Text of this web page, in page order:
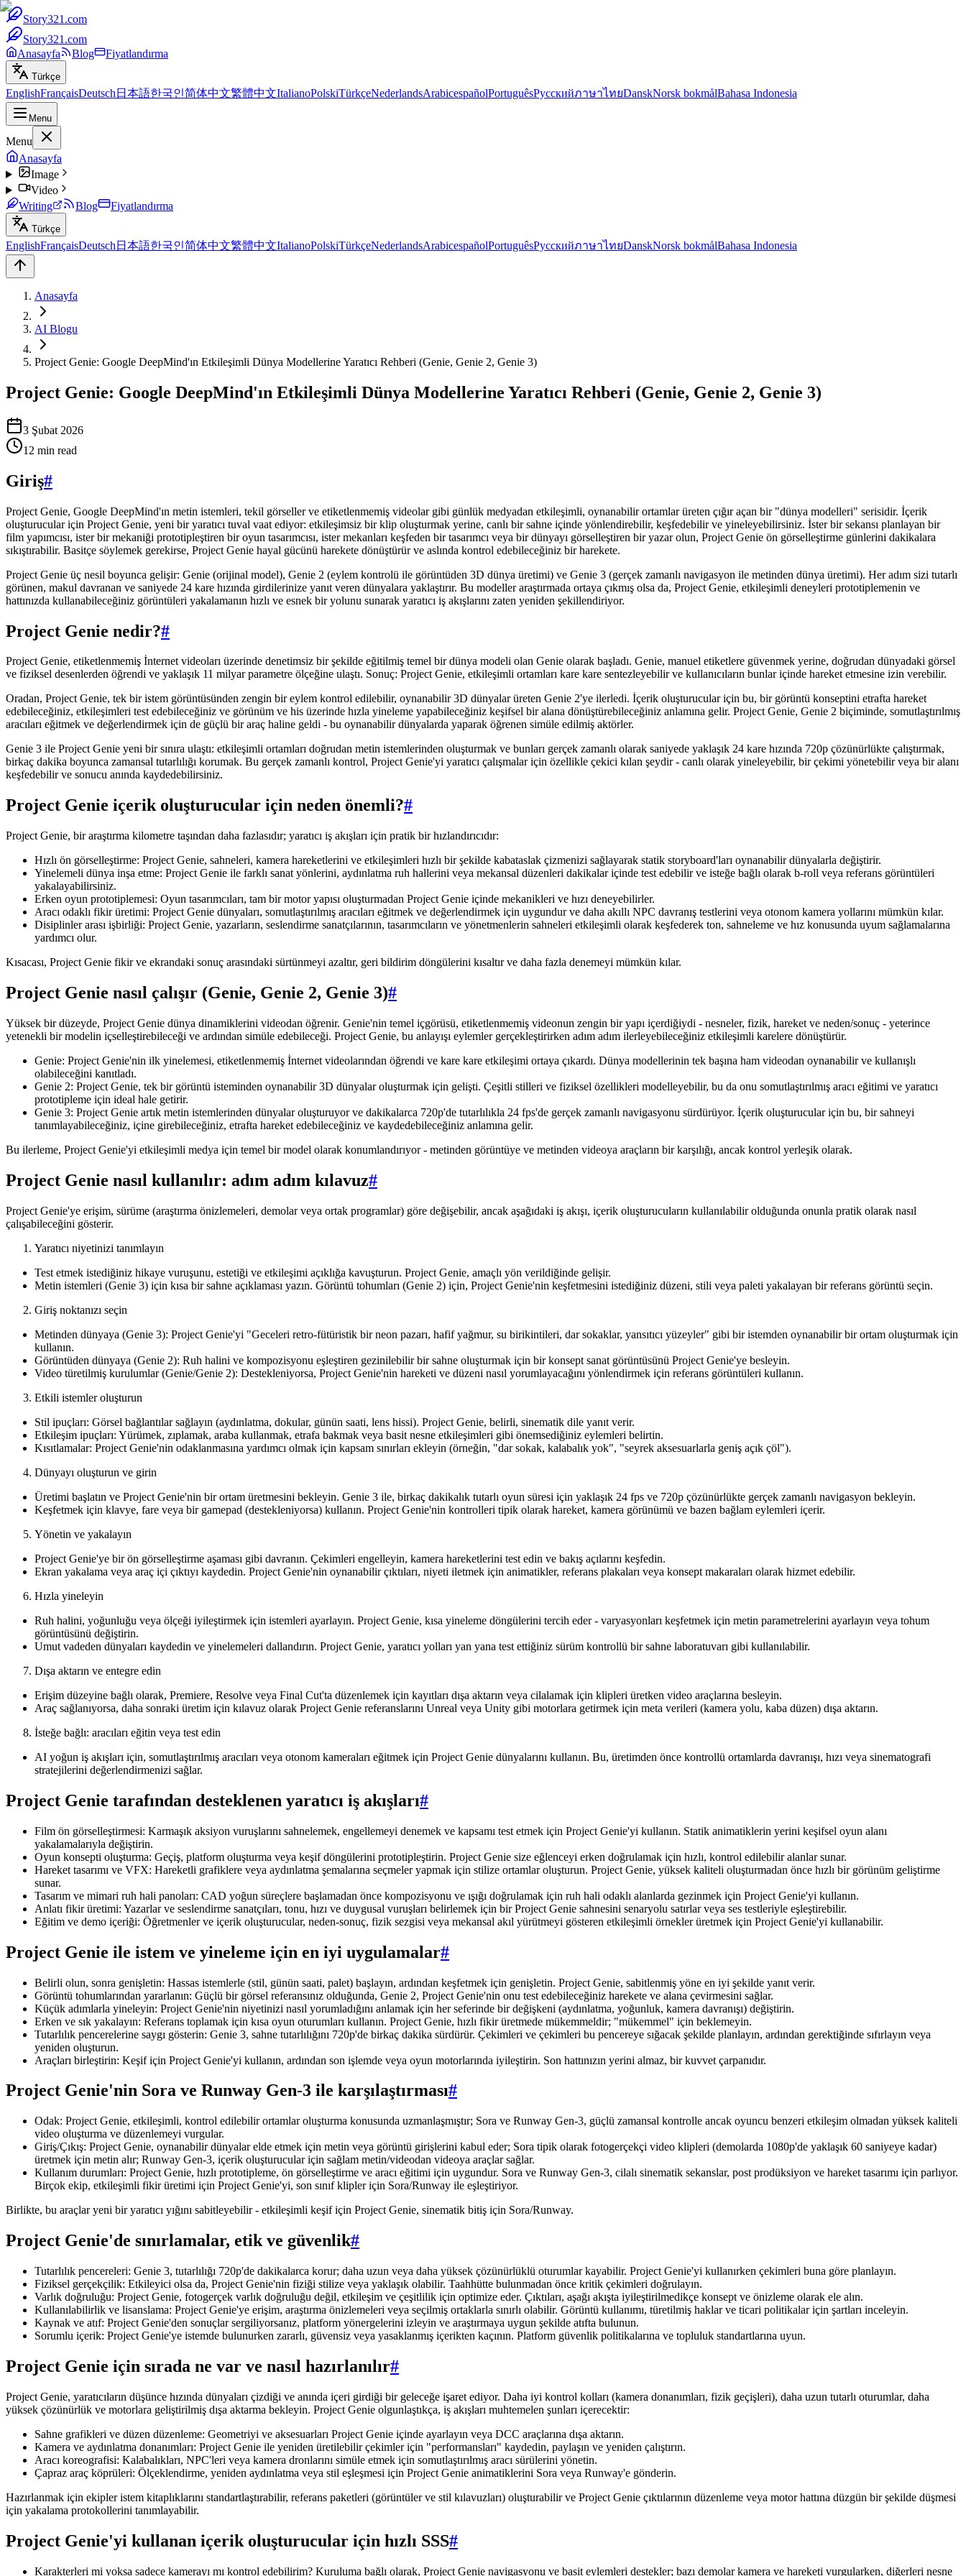
Story321.com
Story321.com
Anasayfa
Blog Fiyatlandırma
Türkçe
EnglishFrançaisDeutsch 日本語한국인简体中文繁體中文ItalianoPolskiTürkçeNederlandsArabicespañolPortuguêsРусскийภาษาไทยDanskNorsk bokmålBahasa Indonesia
Menu
Menu
Anasayfa
Image
Video
Writing
Blog Fiyatlandırma
Türkçe
EnglishFrançaisDeutsch 日本語한국인简体中文繁體中文ItalianoPolskiTürkçeNederlandsArabicespañolPortuguêsРусскийภาษาไทยDanskNorsk bokmålBahasa Indonesia
Anasayfa
AI Blogu
Project Genie: Google DeepMind'ın Etkileşimli Dünya Modellerine Yaratıcı Rehberi (Genie, Genie 2, Genie 3)
Project Genie: Google DeepMind'ın Etkileşimli Dünya Modellerine Yaratıcı Rehberi (Genie, Genie 2, Genie 3)
3 Şubat 2026
12 min read
Giriş#
Project Genie, Google DeepMind'ın metin istemleri, tekil görseller ve etiketlenmemiş videolar gibi günlük medyadan etkileşimli, oynanabilir ortamlar üreten çığır açan bir "dünya modelleri" serisidir. İçerik
oluşturucular için Project Genie, yeni bir yaratıcı tuval vaat ediyor: etkileşimsiz bir klip oluşturmak yerine, canlı bir sahne içinde yönlendirebilir, keşfedebilir ve yineleyebilirsiniz. İster bir sekansı planlayan bir
film yapımcısı, ister bir mekaniği prototipleştiren bir oyun tasarımcısı, ister mekanları keşfeden bir tasarımcı veya bir dünyayı görselleştiren bir yazar olun, Project Genie ön görselleştirme günlerini dakikalara
sıkıştırabilir. Basitçe söylemek gerekirse, Project Genie hayal gücünü harekete dönüştürür ve aslında kontrol edebileceğiniz bir harekete.
Project Genie üç nesil boyunca gelişir: Genie (orijinal model), Genie 2 (eylem kontrolü ile görüntüden 3D dünya üretimi) ve Genie 3 (gerçek zamanlı navigasyon ile metinden dünya üretimi). Her adım sizi tutarlı
görünen, makul davranan ve saniyede 24 kare hızında girdilerinize yanıt veren dünyalara yaklaştırır. Bu modeller araştırmada ortaya çıkmış olsa da, Project Genie, etkileşimli deneyleri prototiplemenin ve
hattınızda kullanabileceğiniz görüntüleri yakalamanın hızlı ve esnek bir yolunu sunarak yaratıcı iş akışlarını zaten yeniden şekillendiriyor.
Project Genie nedir?#
Project Genie, etiketlenmemiş İnternet videoları üzerinde denetimsiz bir şekilde eğitilmiş temel bir dünya modeli olan Genie olarak başladı. Genie, manuel etiketlere güvenmek yerine, doğrudan dünyadaki görsel
ve fiziksel desenlerden öğrendi ve yaklaşık 11 milyar parametre ölçeğine ulaştı. Sonuç: Project Genie, etkileşimli ortamları kare kare sentezleyebilir ve kullanıcıların bunlar içinde hareket etmesine izin verebilir.
Oradan, Project Genie, tek bir istem görüntüsünden zengin bir eylem kontrol edilebilir, oynanabilir 3D dünyalar üreten Genie 2'ye ilerledi. İçerik oluşturucular için bu, bir görüntü konseptini etrafta hareket
edebileceğiniz, etkileşimleri test edebileceğiniz ve görünüm ve his üzerinde hızla yineleme yapabileceğiniz keşifsel bir alana dönüştürebileceğiniz anlamına gelir. Project Genie, Genie 2 biçiminde, somutlaştırılmış
aracıları eğitmek ve değerlendirmek için de güçlü bir araç haline geldi - bu oynanabilir dünyalarda yaparak öğrenen simüle edilmiş aktörler.
Genie 3 ile Project Genie yeni bir sınıra ulaştı: etkileşimli ortamları doğrudan metin istemlerinden oluşturmak ve bunları gerçek zamanlı olarak saniyede yaklaşık 24 kare hızında 720p çözünürlükte çalıştırmak,
birkaç dakika boyunca zamansal tutarlılığı korumak. Bu gerçek zamanlı kontrol, Project Genie'yi yaratıcı çalışmalar için özellikle çekici kılan şeydir - canlı olarak yineleyebilir, bir çekimi yönetebilir veya bir alanı
keşfedebilir ve sonucu anında kaydedebilirsiniz.
Project Genie içerik oluşturucular için neden önemli?#
Project Genie, bir araştırma kilometre taşından daha fazlasıdır; yaratıcı iş akışları için pratik bir hızlandırıcıdır:
Hızlı ön görselleştirme: Project Genie, sahneleri, kamera hareketlerini ve etkileşimleri hızlı bir şekilde kabataslak çizmenizi sağlayarak statik storyboard'ları oynanabilir dünyalarla değiştirir.
Yinelemeli dünya inşa etme: Project Genie ile farklı sanat yönlerini, aydınlatma ruh hallerini veya mekansal düzenleri dakikalar içinde test edebilir ve isteğe bağlı olarak b-roll veya referans görüntüleri
yakalayabilirsiniz.
Erken oyun prototiplemesi: Oyun tasarımcıları, tam bir motor yapısı oluşturmadan Project Genie içinde mekanikleri ve hızı deneyebilirler.
Aracı odaklı fikir üretimi: Project Genie dünyaları, somutlaştırılmış aracıları eğitmek ve değerlendirmek için uygundur ve daha akıllı NPC davranış testlerini veya otonom kamera yollarını mümkün kılar.
Disiplinler arası işbirliği: Project Genie, yazarların, seslendirme sanatçılarının, tasarımcıların ve yönetmenlerin sahneleri etkileşimli olarak keşfederek ton, sahneleme ve hız konusunda uyum sağlamalarına
yardımcı olur.
Kısacası, Project Genie fikir ve ekrandaki sonuç arasındaki sürtünmeyi azaltır, geri bildirim döngülerini kısaltır ve daha fazla denemeyi mümkün kılar.
Project Genie nasıl çalışır (Genie, Genie 2, Genie 3)#
Yüksek bir düzeyde, Project Genie dünya dinamiklerini videodan öğrenir. Genie'nin temel içgörüsü, etiketlenmemiş videonun zengin bir yapı içerdiğiydi - nesneler, fizik, hareket ve neden/sonuç - yeterince
yetenekli bir modelin içselleştirebileceği ve ardından simüle edebileceği. Project Genie, bu anlayışı eylemler gerçekleştirirken adım adım ilerleyebileceğiniz etkileşimli karelere dönüştürür.
Genie: Project Genie'nin ilk yinelemesi, etiketlenmemiş İnternet videolarından öğrendi ve kare kare etkileşimi ortaya çıkardı. Dünya modellerinin tek başına ham videodan oynanabilir ve kullanışlı
olabileceğini kanıtladı.
Genie 2: Project Genie, tek bir görüntü isteminden oynanabilir 3D dünyalar oluşturmak için gelişti. Çeşitli stilleri ve fiziksel özellikleri modelleyebilir, bu da onu somutlaştırılmış aracı eğitimi ve yaratıcı
prototipleme için ideal hale getirir.
Genie 3: Project Genie artık metin istemlerinden dünyalar oluşturuyor ve dakikalarca 720p'de tutarlılıkla 24 fps'de gerçek zamanlı navigasyonu sürdürüyor. İçerik oluşturucular için bu, bir sahneyi
tanımlayabileceğiniz, içine girebileceğiniz, etrafta hareket edebileceğiniz ve kaydedebileceğiniz anlamına gelir.
Bu ilerleme, Project Genie'yi etkileşimli medya için temel bir model olarak konumlandırıyor - metinden görüntüye ve metinden videoya araçların bir karşılığı, ancak kontrol yerleşik olarak.
Project Genie nasıl kullanılır: adım adım kılavuz#
Project Genie'ye erişim, sürüme (araştırma önizlemeleri, demolar veya ortak programlar) göre değişebilir, ancak aşağıdaki iş akışı, içerik oluşturucuların kullanılabilir olduğunda onunla pratik olarak nasıl
çalışabileceğini gösterir.
Yaratıcı niyetinizi tanımlayın
Test etmek istediğiniz hikaye vuruşunu, estetiği ve etkileşimi açıklığa kavuşturun. Project Genie, amaçlı yön verildiğinde gelişir.
Metin istemleri (Genie 3) için kısa bir sahne açıklaması yazın. Görüntü tohumları (Genie 2) için, Project Genie'nin keşfetmesini istediğiniz düzeni, stili veya paleti yakalayan bir referans görüntü seçin.
Giriş noktanızı seçin
Metinden dünyaya (Genie 3): Project Genie'yi "Geceleri retro-fütüristik bir neon pazarı, hafif yağmur, su birikintileri, dar sokaklar, yansıtıcı yüzeyler" gibi bir istemden oynanabilir bir ortam oluşturmak için
kullanın.
Görüntüden dünyaya (Genie 2): Ruh halini ve kompozisyonu eşleştiren gezinilebilir bir sahne oluşturmak için bir konsept sanat görüntüsünü Project Genie'ye besleyin.
Video türetilmiş kurulumlar (Genie/Genie 2): Destekleniyorsa, Project Genie'nin hareketi ve düzeni nasıl yorumlayacağını yönlendirmek için referans görüntüleri kullanın.
Etkili istemler oluşturun
Stil ipuçları: Görsel bağlantılar sağlayın (aydınlatma, dokular, günün saati, lens hissi). Project Genie, belirli, sinematik dile yanıt verir.
Etkileşim ipuçları: Yürümek, zıplamak, araba kullanmak, etrafa bakmak veya basit nesne etkileşimleri gibi önemsediğiniz eylemleri belirtin.
Kısıtlamalar: Project Genie'nin odaklanmasına yardımcı olmak için kapsam sınırları ekleyin (örneğin, "dar sokak, kalabalık yok", "seyrek aksesuarlarla geniş açık çöl").
Dünyayı oluşturun ve girin
Üretimi başlatın ve Project Genie'nin bir ortam üretmesini bekleyin. Genie 3 ile, birkaç dakikalık tutarlı oyun süresi için yaklaşık 24 fps ve 720p çözünürlükte gerçek zamanlı navigasyon bekleyin.
Keşfetmek için klavye, fare veya bir gamepad (destekleniyorsa) kullanın. Project Genie'nin kontrolleri tipik olarak hareket, kamera görünümü ve bazen bağlam eylemleri içerir.
Yönetin ve yakalayın
Project Genie'ye bir ön görselleştirme aşaması gibi davranın. Çekimleri engelleyin, kamera hareketlerini test edin ve bakış açılarını keşfedin.
Ekran yakalama veya araç içi çıktıyı kaydedin. Project Genie'nin oynanabilir çıktıları, niyeti iletmek için animatikler, referans plakaları veya konsept makaraları olarak hizmet edebilir.
Hızla yineleyin
Ruh halini, yoğunluğu veya ölçeği iyileştirmek için istemleri ayarlayın. Project Genie, kısa yineleme döngülerini tercih eder - varyasyonları keşfetmek için metin parametrelerini ayarlayın veya tohum
görüntüsünü değiştirin.
Umut vadeden dünyaları kaydedin ve yinelemeleri dallandırın. Project Genie, yaratıcı yolları yan yana test ettiğiniz sürüm kontrollü bir sahne laboratuvarı gibi kullanılabilir.
Dışa aktarın ve entegre edin
Erişim düzeyine bağlı olarak, Premiere, Resolve veya Final Cut'ta düzenlemek için kayıtları dışa aktarın veya cilalamak için klipleri üretken video araçlarına besleyin.
Araç sağlanıyorsa, daha sonraki üretim için kılavuz olarak Project Genie referanslarını Unreal veya Unity gibi motorlara getirmek için meta verileri (kamera yolu, kaba düzen) dışa aktarın.
İsteğe bağlı: aracıları eğitin veya test edin
AI yoğun iş akışları için, somutlaştırılmış aracıları veya otonom kameraları eğitmek için Project Genie dünyalarını kullanın. Bu, üretimden önce kontrollü ortamlarda davranışı, hızı veya sinematografi
stratejilerini değerlendirmenizi sağlar.
Project Genie tarafından desteklenen yaratıcı iş akışları#
Film ön görselleştirmesi: Karmaşık aksiyon vuruşlarını sahnelemek, engellemeyi denemek ve kapsamı test etmek için Project Genie'yi kullanın. Statik animatiklerin yerini keşifsel oyun alanı
yakalamalarıyla değiştirin.
Oyun konsepti oluşturma: Geçiş, platform oluşturma veya keşif döngülerini prototipleştirin. Project Genie size eğlenceyi erken doğrulamak için hızlı, kontrol edilebilir alanlar sunar.
Hareket tasarımı ve VFX: Hareketli grafiklere veya aydınlatma şemalarına seçmeler yapmak için stilize ortamlar oluşturun. Project Genie, yüksek kaliteli oluşturmadan önce hızlı bir görünüm geliştirme
sunar.
Tasarım ve mimari ruh hali panoları: CAD yoğun süreçlere başlamadan önce kompozisyonu ve ışığı doğrulamak için ruh hali odaklı alanlarda gezinmek için Project Genie'yi kullanın.
Anlatı fikir üretimi: Yazarlar ve seslendirme sanatçıları, tonu, hızı ve duygusal vuruşları belirlemek için bir Project Genie sahnesini senaryolu satırlar veya ses testleriyle eşleştirebilir.
Eğitim ve demo içeriği: Öğretmenler ve içerik oluşturucular, neden-sonuç, fizik sezgisi veya mekansal akıl yürütmeyi gösteren etkileşimli örnekler üretmek için Project Genie'yi kullanabilir.
Project Genie ile istem ve yineleme için en iyi uygulamalar#
Belirli olun, sonra genişletin: Hassas istemlerle (stil, günün saati, palet) başlayın, ardından keşfetmek için genişletin. Project Genie, sabitlenmiş yöne en iyi şekilde yanıt verir.
Görüntü tohumlarından yararlanın: Güçlü bir görsel referansınız olduğunda, Genie 2, Project Genie'nin onu test edebileceğiniz harekete ve alana çevirmesini sağlar.
Küçük adımlarla yineleyin: Project Genie'nin niyetinizi nasıl yorumladığını anlamak için her seferinde bir değişkeni (aydınlatma, yoğunluk, kamera davranışı) değiştirin.
Erken ve sık yakalayın: Referans toplamak için kısa oyun oturumları kullanın. Project Genie, hızlı fikir üretmede mükemmeldir; "mükemmel" için beklemeyin.
Tutarlılık pencerelerine saygı gösterin: Genie 3, sahne tutarlılığını 720p'de birkaç dakika sürdürür. Çekimleri ve çekimleri bu pencereye sığacak şekilde planlayın, ardından gerektiğinde sıfırlayın veya
yeniden oluşturun.
Araçları birleştirin: Keşif için Project Genie'yi kullanın, ardından son işlemde veya oyun motorlarında iyileştirin. Son hattınızın yerini almaz, bir kuvvet çarpanıdır.
Project Genie'nin Sora ve Runway Gen-3 ile karşılaştırması#
Odak: Project Genie, etkileşimli, kontrol edilebilir ortamlar oluşturma konusunda uzmanlaşmıştır; Sora ve Runway Gen-3, güçlü zamansal kontrolle ancak oyuncu benzeri etkileşim olmadan yüksek kaliteli
video oluşturma ve düzenlemeyi vurgular.
Giriş/Çıkış: Project Genie, oynanabilir dünyalar elde etmek için metin veya görüntü girişlerini kabul eder; Sora tipik olarak fotogerçekçi video klipleri (demolarda 1080p'de yaklaşık 60 saniyeye kadar)
üretmek için metin alır; Runway Gen-3, içerik oluşturucular için sağlam metin/videodan videoya araçlar sağlar.
Kullanım durumları: Project Genie, hızlı prototipleme, ön görselleştirme ve aracı eğitimi için uygundur. Sora ve Runway Gen-3, cilalı sinematik sekanslar, post prodüksiyon ve hareket tasarımı için parlıyor.
Birçok ekip, etkileşimli fikir üretimi için Project Genie'yi, son sınıf klipler için Sora/Runway ile eşleştiriyor.
Birlikte, bu araçlar yeni bir yaratıcı yığını sabitleyebilir - etkileşimli keşif için Project Genie, sinematik bitiş için Sora/Runway.
Project Genie'de sınırlamalar, etik ve güvenlik#
Tutarlılık pencereleri: Genie 3, tutarlılığı 720p'de dakikalarca korur; daha uzun veya daha yüksek çözünürlüklü oturumlar kayabilir. Project Genie'yi kullanırken çekimleri buna göre planlayın.
Fiziksel gerçekçilik: Etkileyici olsa da, Project Genie'nin fiziği stilize veya yaklaşık olabilir. Taahhütte bulunmadan önce kritik çekimleri doğrulayın.
Varlık doğruluğu: Project Genie, fotogerçek varlık doğruluğu değil, etkileşim ve çeşitlilik için optimize eder. Çıktıları, aşağı akışta iyileştirilmedikçe konsept ve önizleme olarak ele alın.
Kullanılabilirlik ve lisanslama: Project Genie'ye erişim, araştırma önizlemeleri veya seçilmiş ortaklarla sınırlı olabilir. Görüntü kullanımı, türetilmiş haklar ve ticari politikalar için şartları inceleyin.
Kaynak ve atıf: Project Genie'den sonuçlar sergiliyorsanız, platform yönergelerini izleyin ve araştırmaya uygun şekilde atıfta bulunun.
Sorumlu içerik: Project Genie'ye istemde bulunurken zararlı, güvensiz veya yasaklanmış içerikten kaçının. Platform güvenlik politikalarına ve topluluk standartlarına uyun.
Project Genie için sırada ne var ve nasıl hazırlanılır#
Project Genie, yaratıcıların düşünce hızında dünyaları çizdiği ve anında içeri girdiği bir geleceğe işaret ediyor. Daha iyi kontrol kolları (kamera donanımları, fizik geçişleri), daha uzun tutarlı oturumlar, daha
yüksek çözünürlük ve motorlara geliştirilmiş dışa aktarma bekleyin. Project Genie olgunlaştıkça, iş akışları muhtemelen şunları içerecektir:
Sahne grafikleri ve düzen düzenleme: Geometriyi ve aksesuarları Project Genie içinde ayarlayın veya DCC araçlarına dışa aktarın.
Kamera ve aydınlatma donanımları: Project Genie ile yeniden üretilebilir çekimler için "performansları" kaydedin, paylaşın ve yeniden çalıştırın.
Aracı koreografisi: Kalabalıkları, NPC'leri veya kamera dronlarını simüle etmek için somutlaştırılmış aracı sürülerini yönetin.
Çapraz araç köprüleri: Ölçeklendirme, yeniden aydınlatma veya stil eşleşmesi için Project Genie animatiklerini Sora veya Runway'e gönderin.
Hazırlanmak için ekipler istem kitaplıklarını standartlaştırabilir, referans paketleri (görüntüler ve stil kılavuzları) oluşturabilir ve Project Genie çıktılarının düzenleme veya motor hattına düzgün bir şekilde düşmesi
için yakalama protokollerini tanımlayabilir.
Project Genie'yi kullanan içerik oluşturucular için hızlı SSS#
Karakterleri mi yoksa sadece kamerayı mı kontrol edebilirim? Kuruluma bağlı olarak, Project Genie navigasyonu ve basit eylemleri destekler; bazı demolar kamera ve hareketi vurgularken, diğerleri nesne